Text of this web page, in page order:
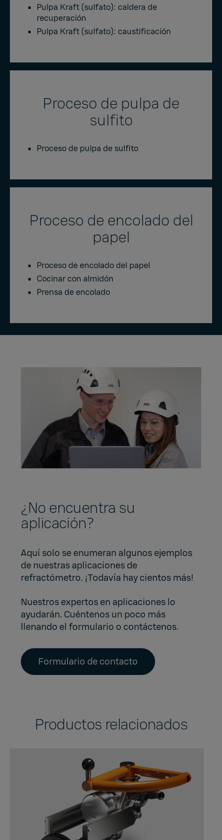
Pulpa Kraft (sulfato): caldera de
recuperación
Pulpa Kraft (sulfato): caustificación
Proceso de pulpa de
sulfito
Proceso de pulpa de sulfito
Proceso de encolado del
papel
Proceso de encolado del papel
Cocinar con almidón
Prensa de encolado
¿No encuentra su
aplicación?
Aquí solo se enumeran algunos ejemplos
de nuestras aplicaciones de
refractómetro. ¡Todavía hay cientos más!
Nuestros expertos en aplicaciones lo
ayudarán. Cuéntenos un poco más
llenando el formulario o contáctenos.
Formulario de contacto
Productos relacionados